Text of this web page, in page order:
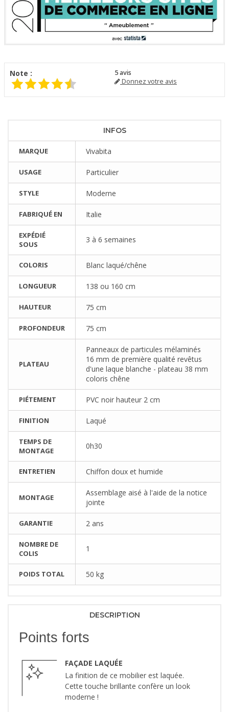
Note : 5avis
Donnez votre avis
INFOS
MARQUE Vivabita
USAGE Particulier
STYLE Moderne
FABRIQUÉ EN Italie
EXPÉDIÉ
SOUS
3 à 6 semaines
COLORIS Blanc laqué/chêne
LONGUEUR 138 ou 160 cm
HAUTEUR 75 cm
PROFONDEUR 75 cm
PLATEAU
Panneaux de particules mélaminés
16 mm de première qualité revêtus
d'une laque blanche - plateau 38 mm
coloris chêne
PIÉTEMENT PVC noir hauteur 2 cm
FINITION Laqué
TEMPS DE
MONTAGE
0h30
ENTRETIEN Chiffon doux et humide
MONTAGE
Assemblage aisé à l'aide de la notice
jointe
GARANTIE 2 ans
NOMBRE DE
COLIS
1
POIDS TOTAL 50 kg
DESCRIPTION
Points forts
FAÇADE LAQUÉE
La finition de ce mobilier est laquée.
Cette touche brillante confère un look
moderne !